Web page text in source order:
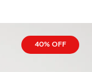
40% OFF